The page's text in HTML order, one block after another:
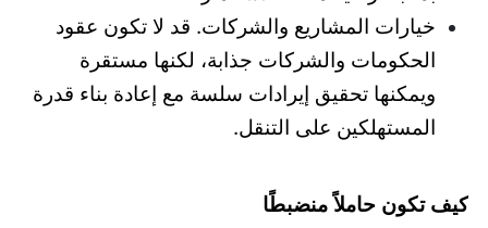
خيارات المشاريع والشركات. قد لا تكون عقود
الحكومات والشركات جذابة، لكنها مستقرة
ويمكنها تحقيق إيرادات سلسة مع إعادة بناء قدرة
المستهلكين على التنقل.
كيف تكون حاملاً منضبطًا